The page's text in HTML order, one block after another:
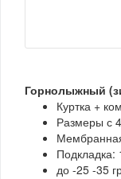
Горнолыжный
Куртка +
Размеры с
Подкладка:
до -25 -35